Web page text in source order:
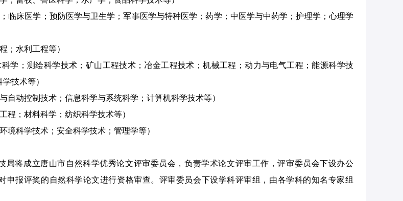
临床医学；预防医学与卫生学；军事医学与特种医学；药学；中医学与中药学；护理学；心理学
；水利工程等）
学；测绘科学技术；矿山工程技术；冶金工程技术；机械工程；动力与电气工程；能源科学技
技术等）
自动控制技术；信息科学与系统科学；计算机科学技术等）
程；材料科学；纺织科学技术等）
境科学技术；安全科学技术；管理学等）
局将成立唐山市自然科学优秀论文评审委员会，负责学术论文评审工作，评审委员会下设办公
申报评奖的自然科学论文进行资格审查。评审委员会下设学科评审组，由各学科的知名专家组